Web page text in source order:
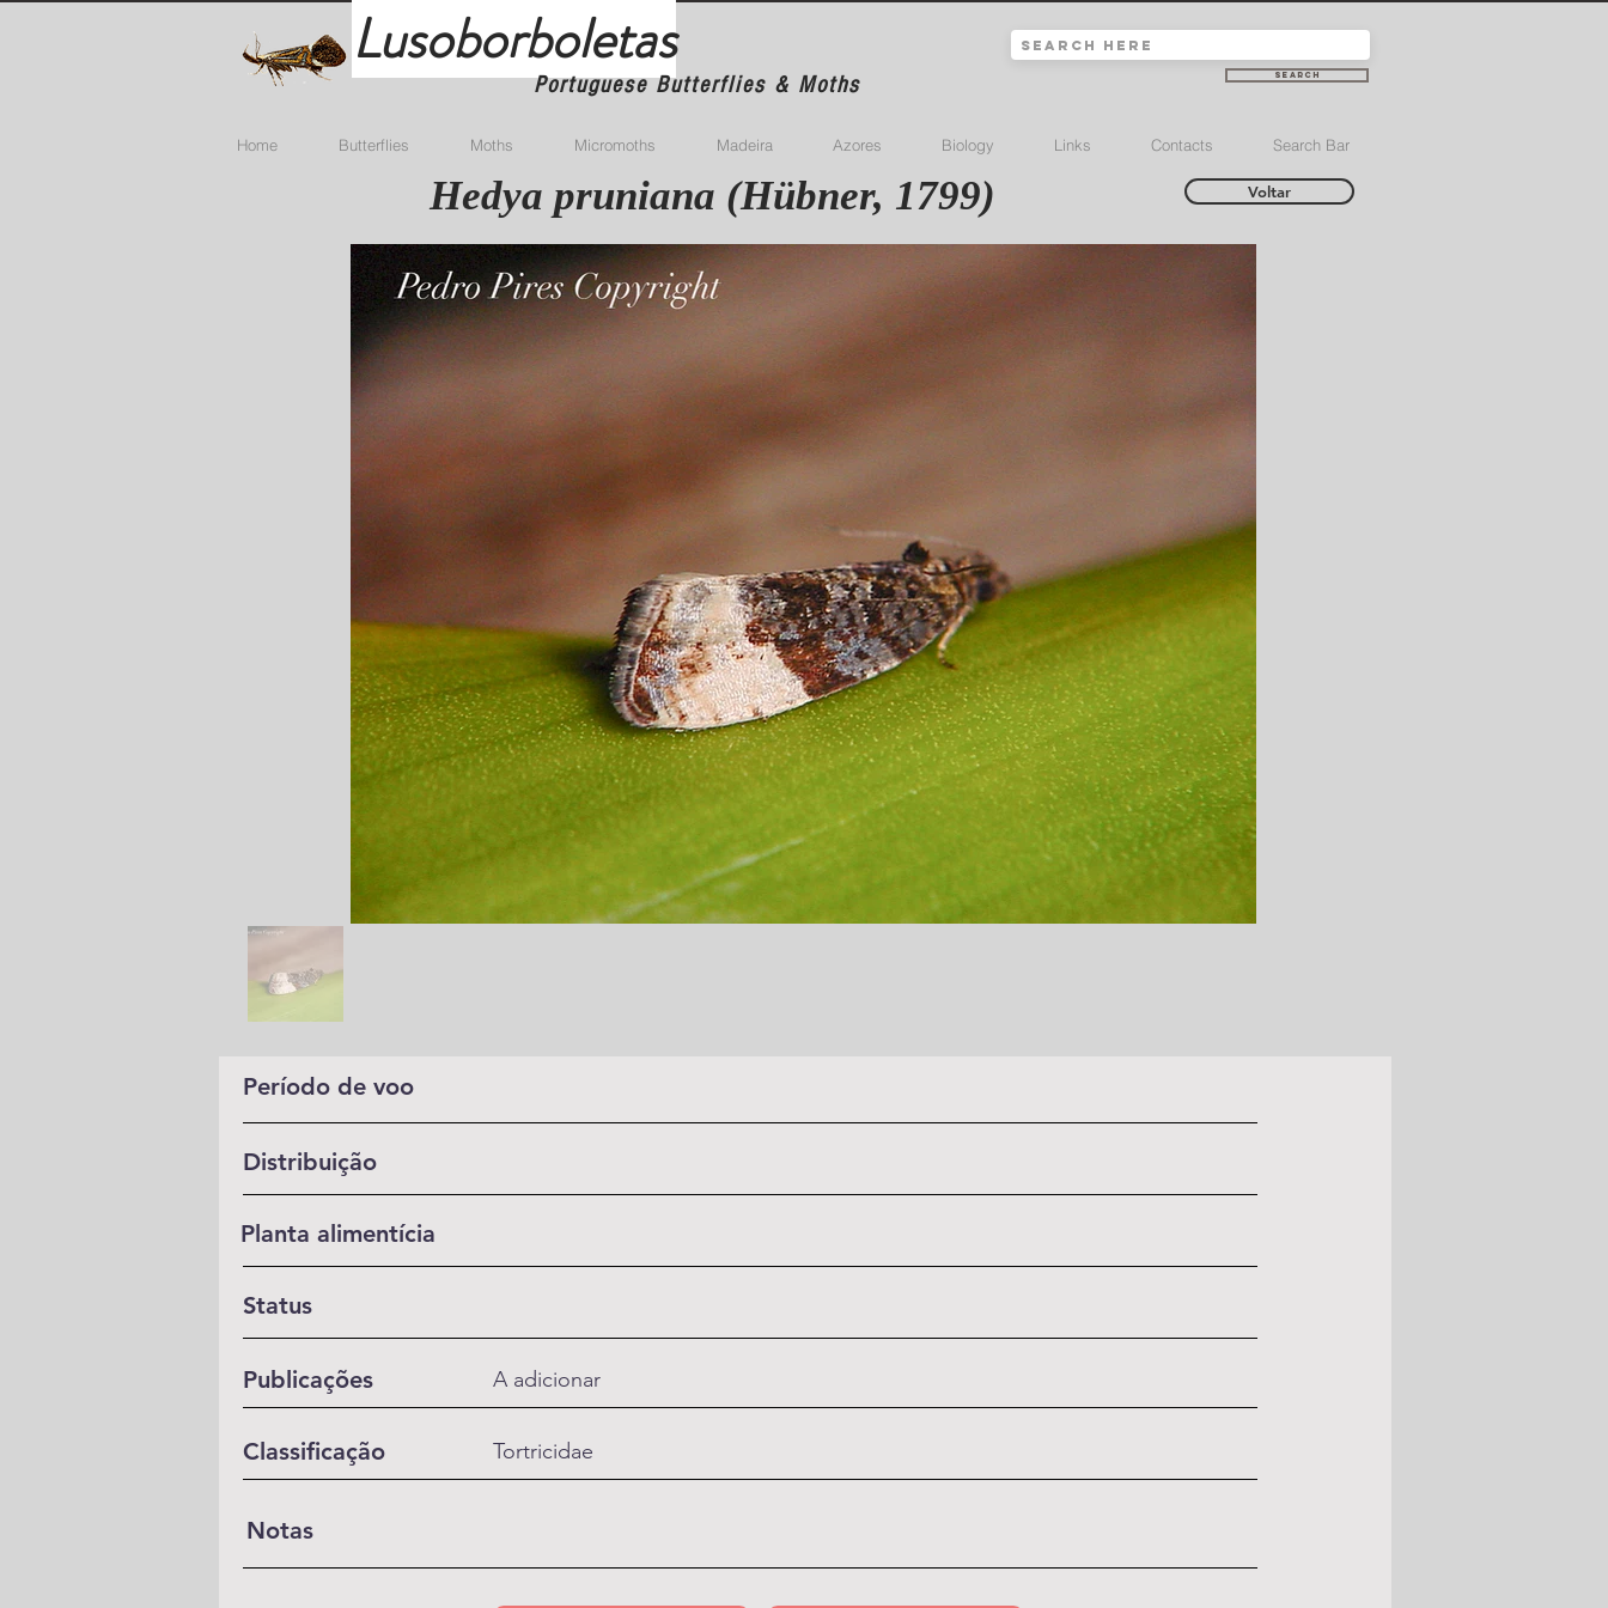
Lusoborboletas
Portuguese Butterflies & Moths Search
Home Butterflies Moths Micromoths Madeira Azores Biology Links Contacts Search Bar
Hedya pruniana (Hübner, 1799) Voltar
Período de voo
Distribuição
Planta alimentícia
Status
Publicações A adicionar
Classificação Tortricidae
Notas